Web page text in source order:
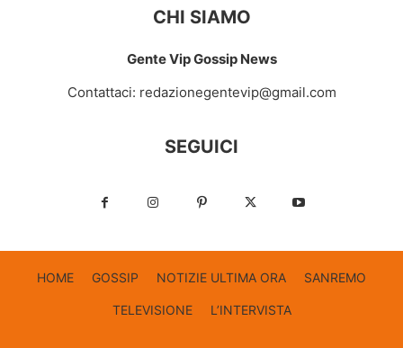
CHI SIAMO
Gente Vip Gossip News
Contattaci: redazionegentevip@gmail.com
SEGUICI
HOME GOSSIP NOTIZIE ULTIMA ORA SANREMO
TELEVISIONE L’INTERVISTA